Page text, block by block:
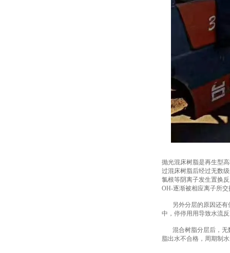
抛光混床树脂是再生型
过混床树脂后经过无数
氯根等阴离子发生置换
OH-逐渐被相应离子所
另外分层的原因还有
中，停停用用导致水流
混合树脂分层后，无
脂出水不合格，周期制